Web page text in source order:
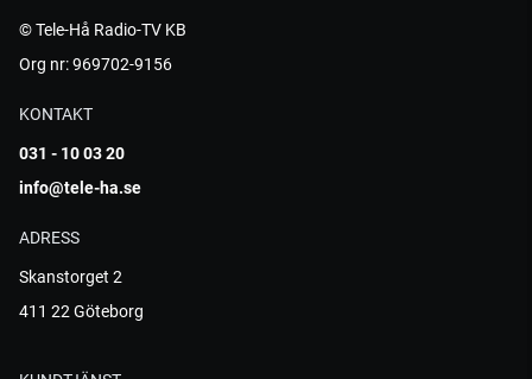
© Tele-Hå Radio-TV KB
Org nr: 969702-9156
KONTAKT
031 - 10 03 20
info@tele-ha.se
ADRESS
Skanstorget 2
411 22 Göteborg